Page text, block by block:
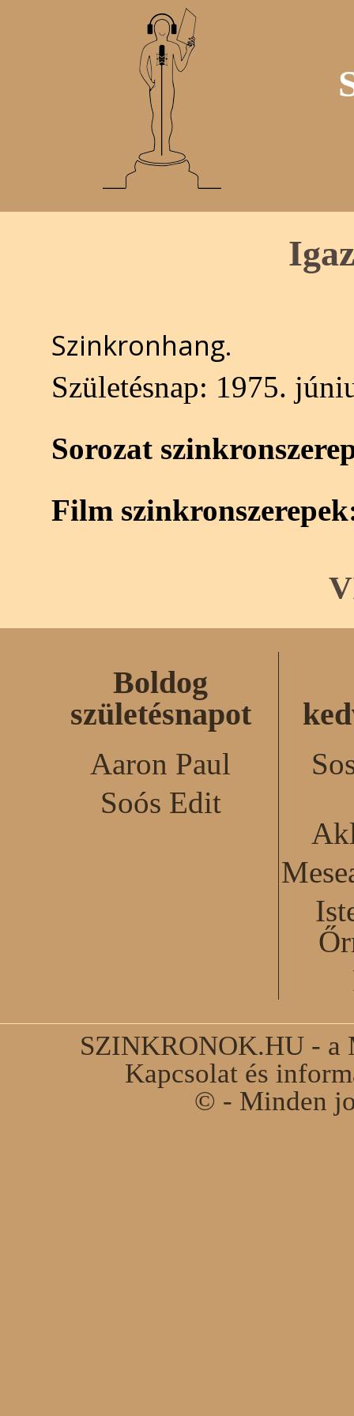
Szinkronhang.
Születésnap: 1975.
Sorozat
Film
Boldog
születésnapot
Aaron Paul
Soós Edit
SZINKRONOK.HU - a
Kapcsolat és
© - Minden